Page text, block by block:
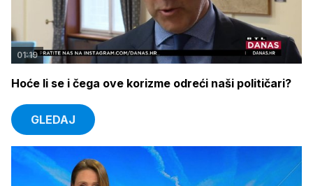
01:19
Hoće li se i čega ove korizme odreći naši političari?
GLEDAJ